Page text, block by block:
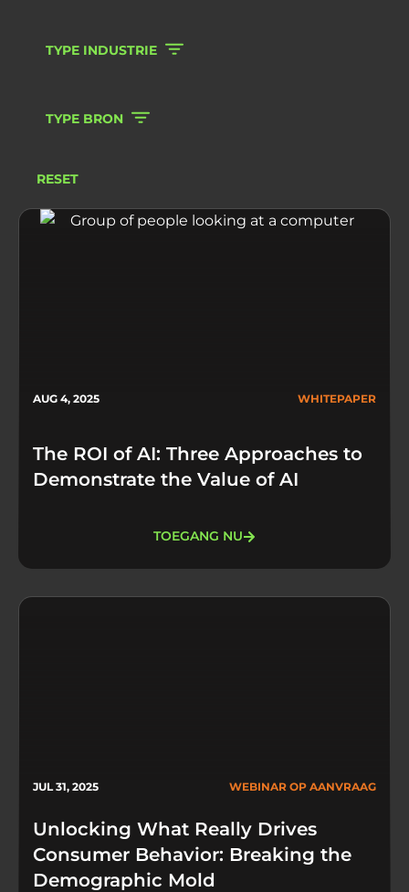
TYPE INDUSTRIE
TYPE BRON
RESET
AUG 4, 2025 WHITEPAPER
The ROI of AI: Three Approaches to
Demonstrate the Value of AI
TOEGANG NU
JUL 31, 2025 WEBINAR OP AANVRAAG
Unlocking What Really Drives
Consumer Behavior: Breaking the
Demographic Mold